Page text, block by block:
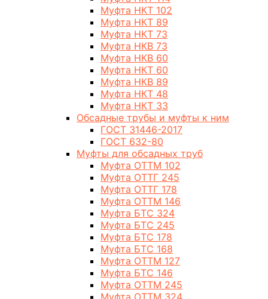
Муфта НКТ 102
Муфта НКТ 89
Муфта НКТ 73
Муфта НКВ 73
Муфта НКВ 60
Муфта НКТ 60
Муфта НКВ 89
Муфта НКТ 48
Муфта НКТ 33
Обсадные трубы и муфты к ним
ГОСТ 31446-2017
ГОСТ 632-80
Муфты для обсадных труб
Муфта ОТТМ 102
Муфта ОТТГ 245
Муфта ОТТГ 178
Муфта ОТТМ 146
Муфта БТС 324
Муфта БТС 245
Муфта БТС 178
Муфта БТС 168
Муфта ОТТМ 127
Муфта БТС 146
Муфта ОТТМ 245